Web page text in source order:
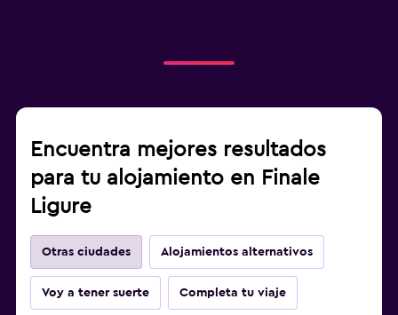
Encuentra mejores resultados
para tu alojamiento en Finale
Ligure
Otras ciudades Alojamientos alternativos
Voy a tener suerte Completa tu viaje